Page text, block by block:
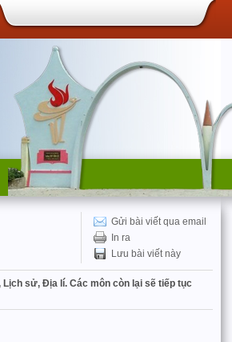
Gửi bài viết qua email
In ra
Lưu bài viết này
Lịch sử, Địa lí. Các môn còn lại sẽ tiếp tục